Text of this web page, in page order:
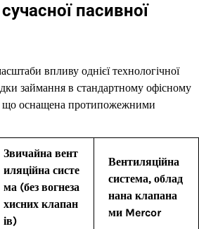
пасивної
впливу однієї технологічної
займання в стандартному офісному
що оснащена протипожежними
Звичайна вент
иляційна систе
ма (без вогнеза
хисних клапан
ів)
Вентиляційна
система, облад
нана клапана
ми Mercor